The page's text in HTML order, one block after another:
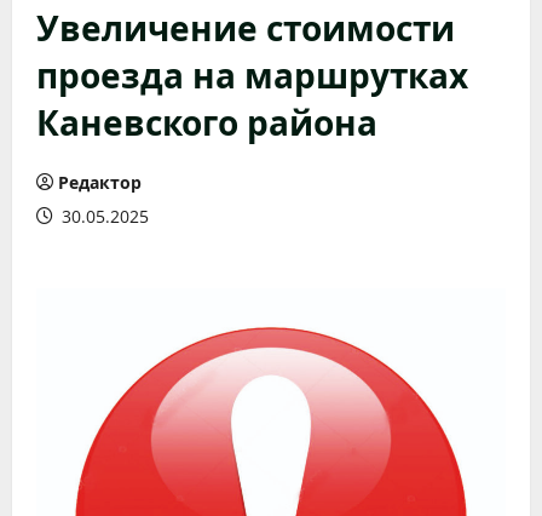
Увеличение стоимости
проезда на маршрутках
Каневского района
Редактор
30.05.2025